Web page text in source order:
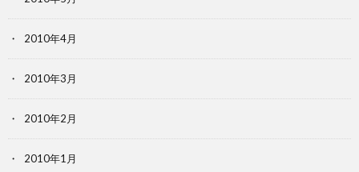
2010年4月
2010年3月
2010年2月
2010年1月